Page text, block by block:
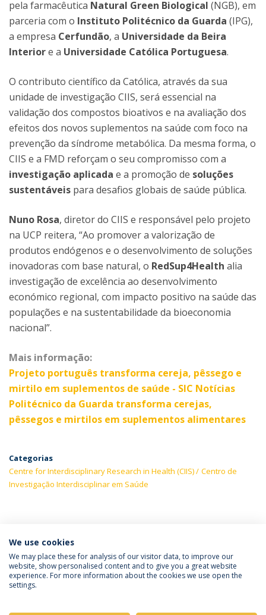
pela farmacêutica Natural Green Biological (NGB), em
parceria com o Instituto Politécnico da Guarda (IPG),
a empresa Cerfundão, a Universidade da Beira
Interiore a Universidade Católica Portuguesa.
O contributo científico da Católica, através da sua
unidade de investigação CIIS, será essencial na
validação dos compostos bioativos e na avaliação dos
efeitos dos novos suplementos na saúde com foco na
prevenção da síndrome metabólica. Da mesma forma, o
CIIS e a FMD reforçam o seu compromisso com a
investigação aplicada e a promoção de soluções
sustentáveis para desafios globais de saúde pública.
Nuno Rosa, diretor do CIIS e responsável pelo projeto
na UCP reitera, “Ao promover a valorização de
produtos endógenos e o desenvolvimento de soluções
inovadoras com base natural, o RedSup4Health alia
investigação de excelência ao desenvolvimento
económico regional, com impacto positivo na saúde das
populações e na sustentabilidade da bioeconomia
nacional”.
Mais informação:
Projeto português transforma cereja, pêssego e
mirtilo em suplementos de saúde - SIC Notícias
Politécnico da Guarda transforma cerejas,
pêssegos e mirtilos em suplementos alimentares
Categorias
Centre for Interdisciplinary Research in Health (CIIS)
Centro de
Investigação Interdisciplinar em Saúde
ÚLTIMAS NOTÍCIAS
Política de Privacidade
Termos & Condições
We use cookies
We may place these for analysis of our visitor data, to improve our
website, show personalised content and to give you a great website
experience. For more information about the cookies we use open the
settings.